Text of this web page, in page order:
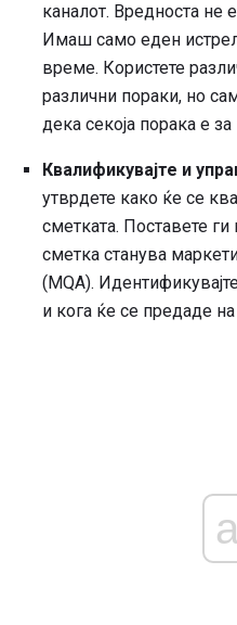
каналот. Вредноста не
Имаш само еден
време. Користете
различни пораки, но
дека секоја порака е за
Квалификувајте и
утврдете како ќе се
сметката. Поставете
сметка станува
(MQA).
и кога ќе се предаде